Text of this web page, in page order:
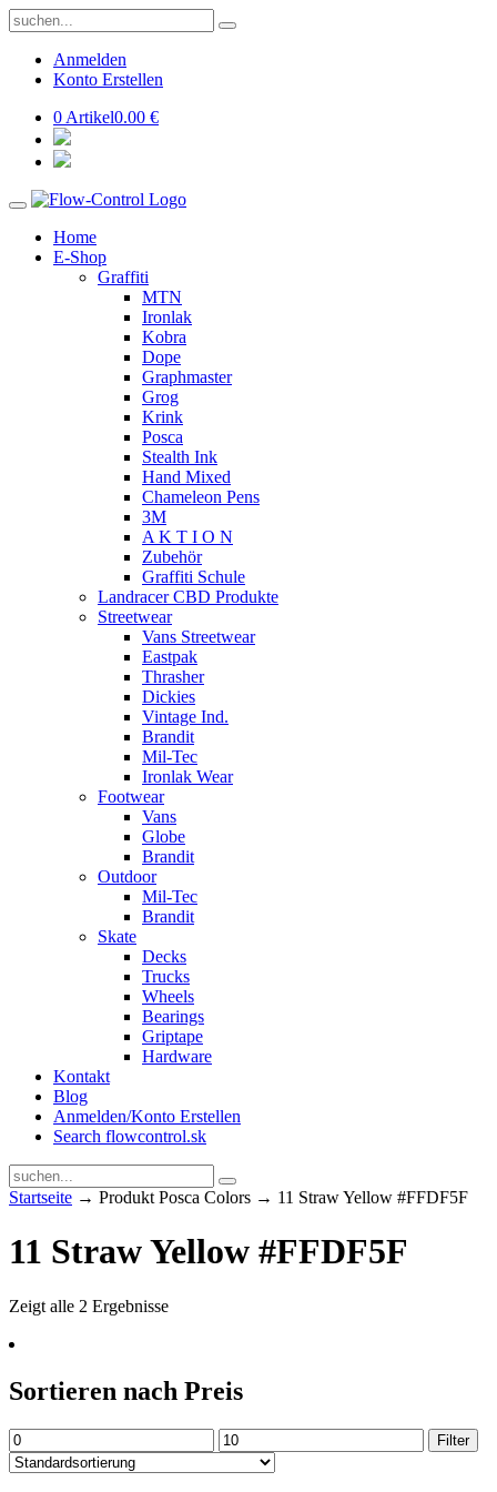
Anmelden
Konto Erstellen
0 Artikel0.00 €
Home
E-Shop
Graffiti
MTN
Ironlak
Kobra
Dope
Graphmaster
Grog
Krink
Posca
Stealth Ink
Hand Mixed
Chameleon Pens
3M
A K T I O N
Zubehör
Graffiti Schule
Landracer CBD Produkte
Streetwear
Vans Streetwear
Eastpak
Thrasher
Dickies
Vintage Ind.
Brandit
Mil-Tec
Ironlak Wear
Footwear
Vans
Globe
Brandit
Outdoor
Mil-Tec
Brandit
Skate
Decks
Trucks
Wheels
Bearings
Griptape
Hardware
Kontakt
Blog
Anmelden/Konto Erstellen
Search flowcontrol.sk
Startseite → Produkt Posca Colors → 11 Straw Yellow #FFDF5F
11 Straw Yellow #FFDF5F
Zeigt alle 2 Ergebnisse
Sortieren nach Preis
Min.
Preis
Max.
Preis
Filter